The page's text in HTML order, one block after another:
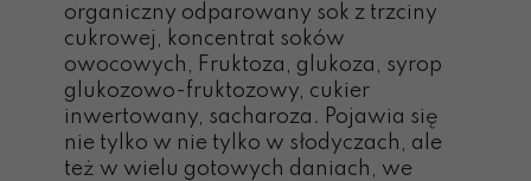
organiczny odparowany sok z trzciny
cukrowej, koncentrat soków
owocowych, Fruktoza, glukoza, syrop
glukozowo-fruktozowy, cukier
inwertowany, sacharoza. Pojawia się
nie tylko w nie tylko w słodyczach, ale
też w wielu gotowych daniach, we